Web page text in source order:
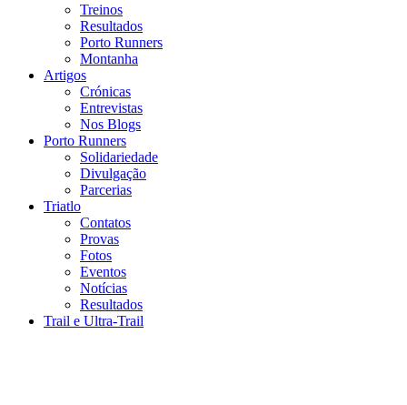
Treinos
Resultados
Porto Runners
Montanha
Artigos
Crónicas
Entrevistas
Nos Blogs
Porto Runners
Solidariedade
Divulgação
Parcerias
Triatlo
Contatos
Provas
Fotos
Eventos
Notícias
Resultados
Trail e Ultra-Trail